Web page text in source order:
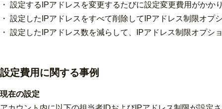
・ 設定するIPアドレスを変更するたびに設定変更費用がかか
・ 設定したIPアドレスをすべて削除してIPアドレス制限オ
・ 設定したIPアドレス数を減らして、IPアドレス制限オプ
設定費用に関する事例
現在の設定